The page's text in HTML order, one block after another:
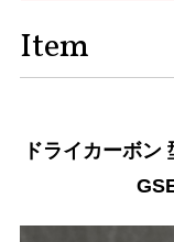
Item
ドライカーボン